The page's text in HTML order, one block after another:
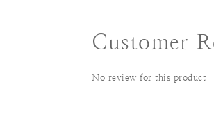
Customer
No review for this product